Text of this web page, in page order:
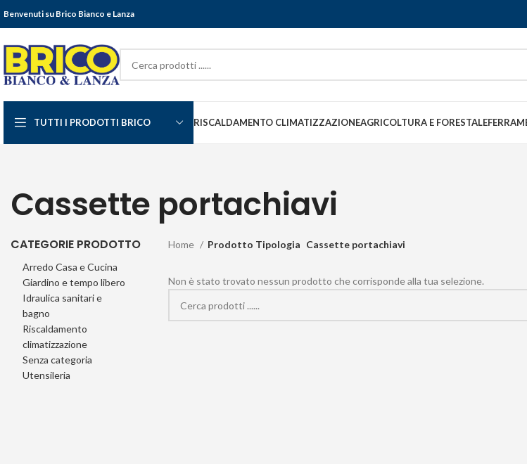
Benvenuti su Brico Bianco e Lanza
TUTTI I PRODOTTI BRICO RISCALDAMENTO CLIMATIZZAZIONEAGRICOLTURA E FORESTALE
Cassette portachiavi
CATEGORIE PRODOTTO
Arredo Casa e Cucina
Giardino e tempo libero
Idraulica sanitari e
bagno
Riscaldamento
climatizzazione
Senza categoria
Utensileria
Home Prodotto Tipologia Cassette portachiavi
Non è stato trovato nessun prodotto che corrisponde alla tua selezione.